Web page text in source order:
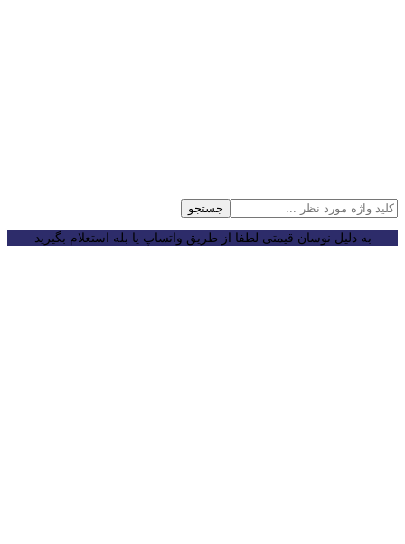
جستجو
به دلیل نوسان قیمتی لطفا از طریق واتساپ یا بله استعلام بگیرید